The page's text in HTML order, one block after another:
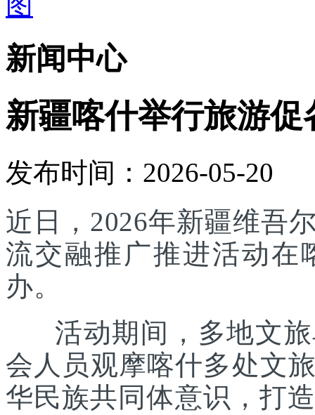
新闻中心
新疆喀什举行旅游
发布时间：2026-05-20
近日，2026年新疆维吾
流交融推广推进活动在
办。
活动期间，多地文旅
会人员观摩喀什多处文
华民族共同体意识，打